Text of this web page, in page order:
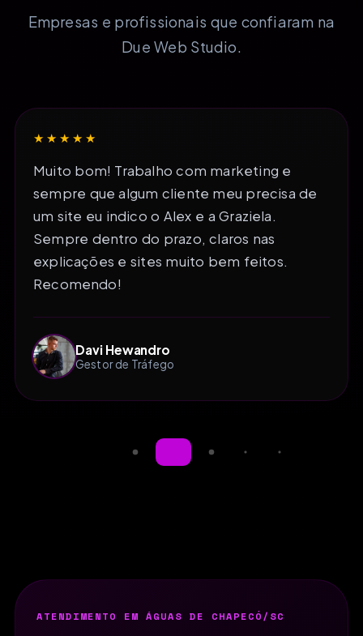
Empresas e profissionais que confiaram na
Due Web Studio.
★★★★★
Muito bom! Trabalho com marketing e
sempre que algum cliente meu precisa de
um site eu indico o Alex e a Graziela.
Sempre dentro do prazo, claros nas
explicações e sites muito bem feitos.
Recomendo!
Davi Hewandro
Gestor de Tráfego
ATENDIMENTO EM ÁGUAS DE CHAPECÓ/SC